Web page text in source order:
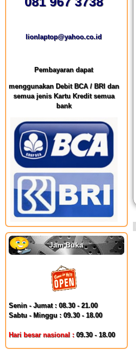
lionlaptop@yahoo.co.id
Pembayaran dapat
menggunakan Debit BCA / BRI dan
semua jenis Kartu Kredit semua
bank
Jam Buka
Senin - Jumat : 08.30 - 21.00
Sabtu - Minggu : 09.30 - 18.00
Hari besar nasional : 09.30 - 18.00